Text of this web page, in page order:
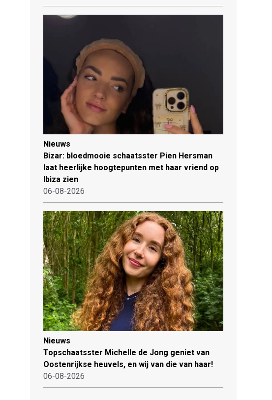
Nieuws
Bizar: bloedmooie schaatsster Pien Hersman
laat heerlijke hoogtepunten met haar vriend op
Ibiza zien
06-08-2026
Nieuws
Topschaatsster Michelle de Jong geniet van
Oostenrijkse heuvels, en wij van die van haar!
06-08-2026